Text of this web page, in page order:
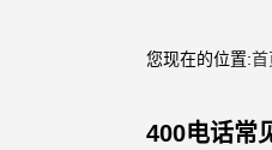
您现在的位置:首
400电话常